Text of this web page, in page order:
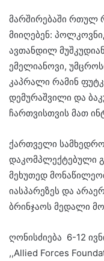
მარშირებაში რთულ
მიიღებენ:
ავთანდილ
ემელიანოვი,
კაპრალი რამინ
დემურაშვილი და
ჩართვისთვის მათ
ქართველი
დაკომპლექტებული
მეხუთედ
იასპარეზეს და
ბრინჯაოს მედალი
ღონისძიება 6-12
,,Allied Forces